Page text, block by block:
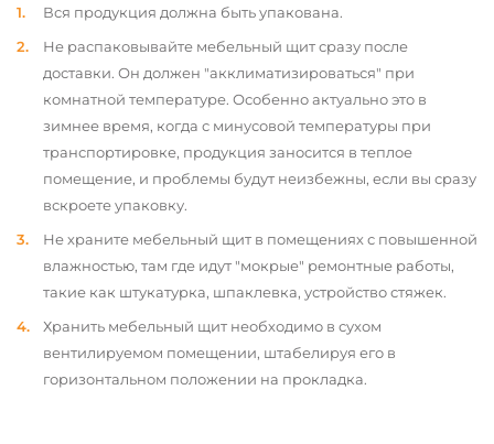
Вся продукция должна быть упакована.
Не распаковывайте мебельный щит сразу после
доставки. Он должен "акклиматизироваться" при
комнатной температуре. Особенно актуально это в
зимнее время, когда с минусовой температуры при
транспортировке, продукция заносится в теплое
помещение, и проблемы будут неизбежны, если вы сразу
вскроете упаковку.
Не храните мебельный щит в помещениях с повышенной
влажностью, там где идут "мокрые" ремонтные работы,
такие как штукатурка, шпаклевка, устройство стяжек.
Хранить мебельный щит необходимо в сухом
вентилируемом помещении, штабелируя его в
горизонтальном положении на прокладка.